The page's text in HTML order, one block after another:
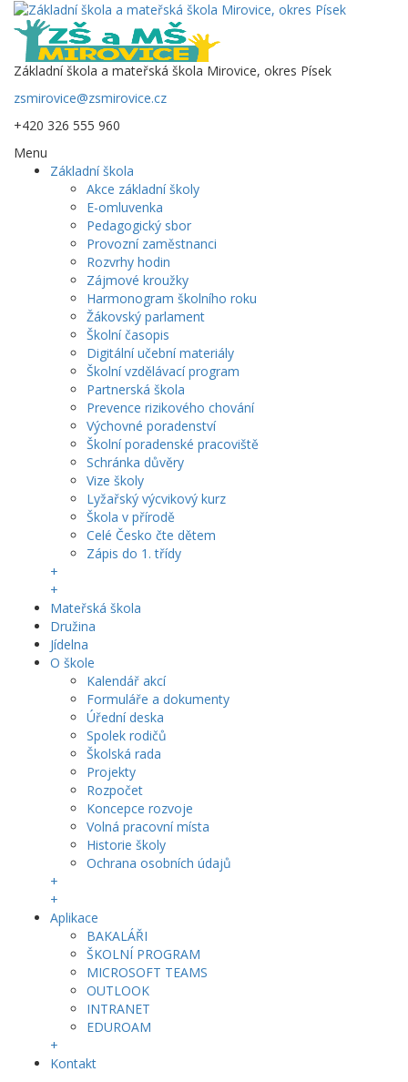
Základní škola a mateřská škola Mirovice, okres Písek
zsmirovice@zsmirovice.cz
+420 326 555 960
Menu
Základní škola
Akce základní školy
E-omluvenka
Pedagogický sbor
Provozní zaměstnanci
Rozvrhy hodin
Zájmové kroužky
Harmonogram školního roku
Žákovský parlament
Školní časopis
Digitální učební materiály
Školní vzdělávací program
Partnerská škola
Prevence rizikového chování
Výchovné poradenství
Školní poradenské pracoviště
Schránka důvěry
Vize školy
Lyžařský výcvikový kurz
Škola v přírodě
Celé Česko čte dětem
Zápis do 1. třídy
+
+
Mateřská škola
Družina
Jídelna
O škole
Kalendář akcí
Formuláře a dokumenty
Úřední deska
Spolek rodičů
Školská rada
Projekty
Rozpočet
Koncepce rozvoje
Volná pracovní místa
Historie školy
Ochrana osobních údajů
+
+
Aplikace
BAKALÁŘI
ŠKOLNÍ PROGRAM
MICROSOFT TEAMS
OUTLOOK
INTRANET
EDUROAM
+
Kontakt